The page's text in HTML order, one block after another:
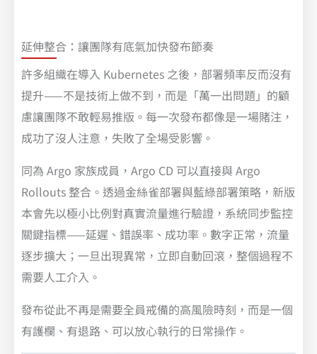
延伸整合：讓團隊有底氣加快發布節奏
許多組織在導入 Kubernetes 之後，部署頻率反而沒有
提升——不是技術上做不到，而是「萬一出問題」的顧
慮讓團隊不敢輕易推版。每一次發布都像是一場賭注，
成功了沒人注意，失敗了全場受影響。
同為 Argo 家族成員，Argo CD 可以直接與 Argo
Rollouts 整合。透過金絲雀部署與藍綠部署策略，新版
本會先以極小比例對真實流量進行驗證，系統同步監控
關鍵指標——延遲、錯誤率、成功率。數字正常，流量
逐步擴大；一旦出現異常，立即自動回滾，整個過程不
需要人工介入。
發布從此不再是需要全員戒備的高風險時刻，而是一個
有護欄、有退路、可以放心執行的日常操作。